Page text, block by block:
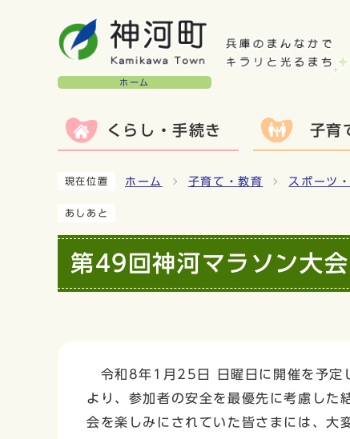
ホーム
くらし・手続き 子育
現在位置 ホーム 子育て・教育 スポーツ
あしあと
第49回神河マラソン大
令和8年1月25日 日曜日に開催を予定
より、参加者の安全を最優先に考慮した
会を楽しみにされていた皆さまには、大